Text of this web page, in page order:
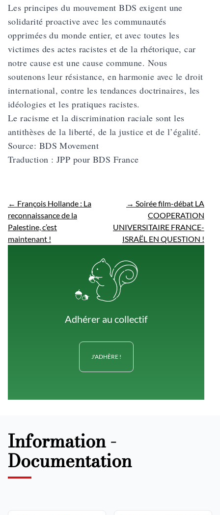
Les principes du mouvement BDS exigent une
solidarité proactive avec les communautés
opprimées du monde entier, et avec toutes les
victimes des actes racistes et de la rhétorique, car
notre cause est une cause commune. Nous
soutenons leur résistance, en harmonie avec le droit
international, contre les tendances doctrinaires, les
idéologies et les pratiques racistes.
Le racisme et la discrimination raciale sont les
antithèses de la liberté, de la justice et de l’égalité.
Source: BDS Movement
Traduction : JPP pour BDS France
← François Hollande : La
reconnaissance de la
Palestine, c’est
maintenant !
→ Soirée film-débat LA
COOPERATION
UNIVERSITAIRE FRANCE-
ISRAËL EN QUESTION !
Adhérer au collectif
J'ADHÈRE !
Information -
Documentation